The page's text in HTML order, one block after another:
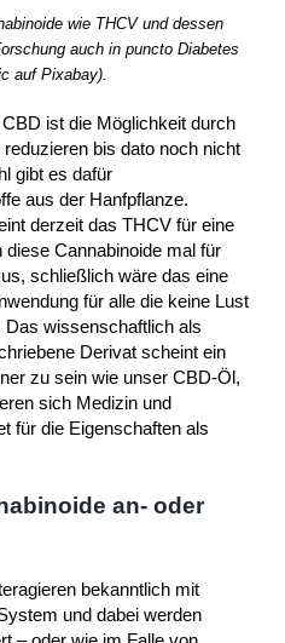
wie THCV und dessen
auch in puncto Diabetes
auf Pixabay).
ist die Möglichkeit durch
bis dato noch nicht
gibt es dafür
aus der Hanfpflanze.
derzeit das THCV für eine
Cannabinoide mal für
schließlich wäre das eine
für alle die keine Lust
Das wissenschaftlich als
Derivat scheint ein
zu sein wie unser CBD-Öl,
sich Medizin und
für die Eigenschaften als
an- oder
bekanntlich mit
und dabei werden